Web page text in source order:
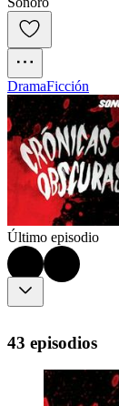
DramaFicción
Último episodio
43 episodios